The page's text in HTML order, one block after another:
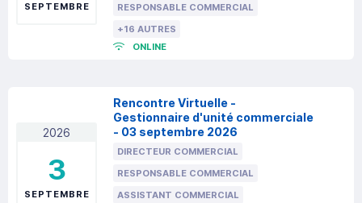
SEPTEMBRE
RESPONSABLE COMMERCIAL
+16 AUTRES
ONLINE
2026
3
SEPTEMBRE
Rencontre Virtuelle -
Gestionnaire d'unité commerciale
- 03 septembre 2026
DIRECTEUR COMMERCIAL
RESPONSABLE COMMERCIAL
ASSISTANT COMMERCIAL